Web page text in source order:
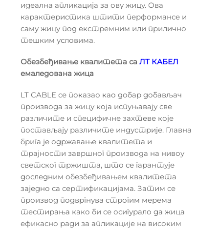
идеална апликација за ову жицу. Ова
карактеристика штити перформансе и
саму жицу под екстремним или прилично
тешким условима.
Обезбеђивање квалитета са ЛТ КАБЕЛ
емаледована жица
LT CABLE се показао као добар добављач
производа за жицу која испуњавају све
различите и специфичне захтеве које
постављају различите индустрије. Главна
брига је одржавање квалитета и
трајности завршног производа на нивоу
светског тржишта, што се гарантује
доследним обезбеђивањем квалитета
заједно са сертификацијама. Затим се
производ подвргнува строгим мерема
тестирања како би се осигурало да жица
ефикасно ради за апликације на високим